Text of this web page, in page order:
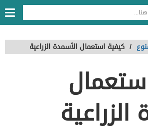
/ كيفية استعمال الأسمدة الزراعية